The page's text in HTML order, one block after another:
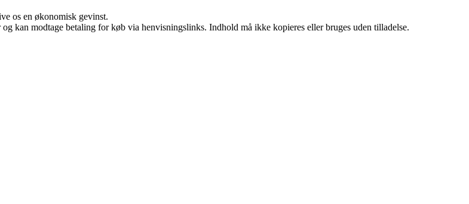
os en økonomisk gevinst.
kan modtage betaling for køb via henvisningslinks. Indhold må ikke kopieres eller bruges uden tilladelse.